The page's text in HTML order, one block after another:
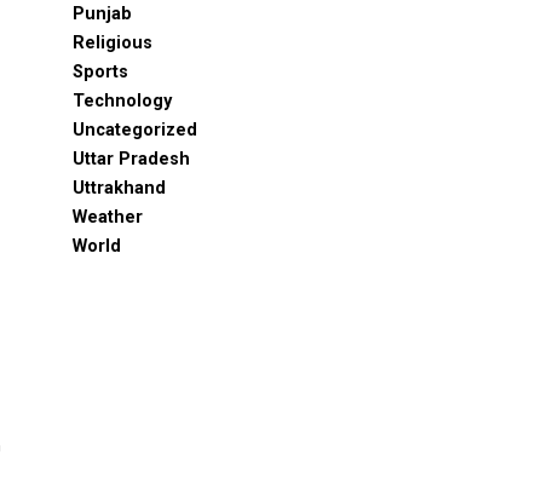
Punjab
Religious
Sports
Technology
Uncategorized
Uttar Pradesh
Uttrakhand
Weather
World